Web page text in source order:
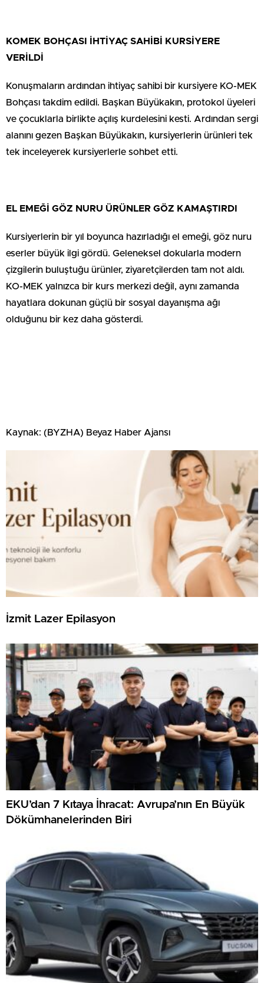
KOMEK BOHÇASI İHTİYAÇ SAHİBİ KURSİYERE
VERİLDİ
Konuşmaların ardından ihtiyaç sahibi bir kursiyere KO-MEK
Bohçası takdim edildi. Başkan Büyükakın, protokol üyeleri
ve çocuklarla birlikte açılış kurdelesini kesti. Ardından sergi
alanını gezen Başkan Büyükakın, kursiyerlerin ürünleri tek
tek inceleyerek kursiyerlerle sohbet etti.
EL EMEĞİ GÖZ NURU ÜRÜNLER GÖZ KAMAŞTIRDI
Kursiyerlerin bir yıl boyunca hazırladığı el emeği, göz nuru
eserler büyük ilgi gördü. Geleneksel dokularla modern
çizgilerin buluştuğu ürünler, ziyaretçilerden tam not aldı.
KO-MEK yalnızca bir kurs merkezi değil, aynı zamanda
hayatlara dokunan güçlü bir sosyal dayanışma ağı
olduğunu bir kez daha gösterdi.
Kaynak: (BYZHA) Beyaz Haber Ajansı
İzmit Lazer Epilasyon
EKU’dan 7 Kıtaya İhracat: Avrupa’nın En Büyük
Dökümhanelerinden Biri